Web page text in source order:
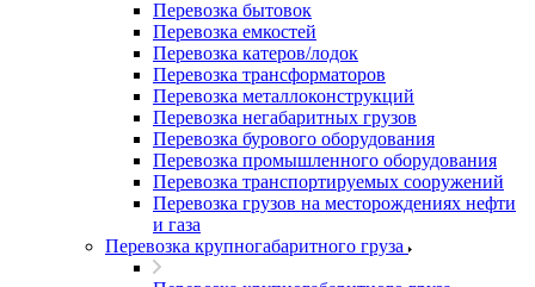
Перевозка бытовок
Перевозка емкостей
Перевозка катеров/лодок
Перевозка трансформаторов
Перевозка металлоконструкций
Перевозка негабаритных грузов
Перевозка бурового оборудования
Перевозка промышленного оборудования
Перевозка транспортируемых сооружений
Перевозка грузов на месторождениях нефти
и газа
Перевозка крупногабаритного груза